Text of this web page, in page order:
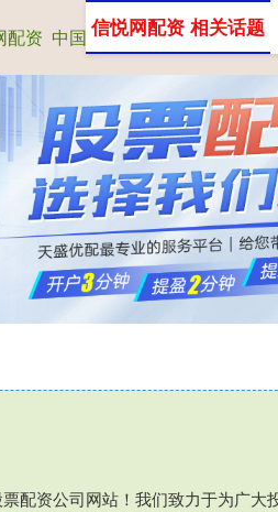
配资 中国十大股票配资公司 武汉
配资公司网站！我们致力于为广
信悦网配资 相关话题